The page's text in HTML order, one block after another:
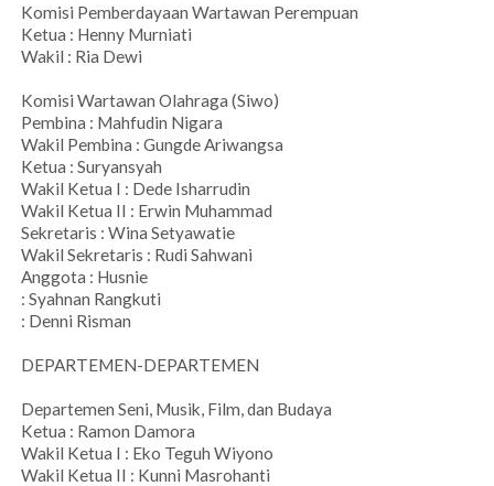
Komisi Pemberdayaan Wartawan Perempuan
Ketua : Henny Murniati
Wakil : Ria Dewi
Komisi Wartawan Olahraga (Siwo)
Pembina : Mahfudin Nigara
Wakil Pembina : Gungde Ariwangsa
Ketua : Suryansyah
Wakil Ketua I : Dede Isharrudin
Wakil Ketua II : Erwin Muhammad
Sekretaris : Wina Setyawatie
Wakil Sekretaris : Rudi Sahwani
Anggota : Husnie
: Syahnan Rangkuti
: Denni Risman
DEPARTEMEN-DEPARTEMEN
Departemen Seni, Musik, Film, dan Budaya
Ketua : Ramon Damora
Wakil Ketua I : Eko Teguh Wiyono
Wakil Ketua II : Kunni Masrohanti